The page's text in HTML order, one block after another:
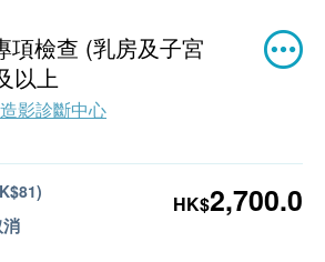
項檢查 (乳房及子宮
以上
影診斷中心
HK$2,700.0